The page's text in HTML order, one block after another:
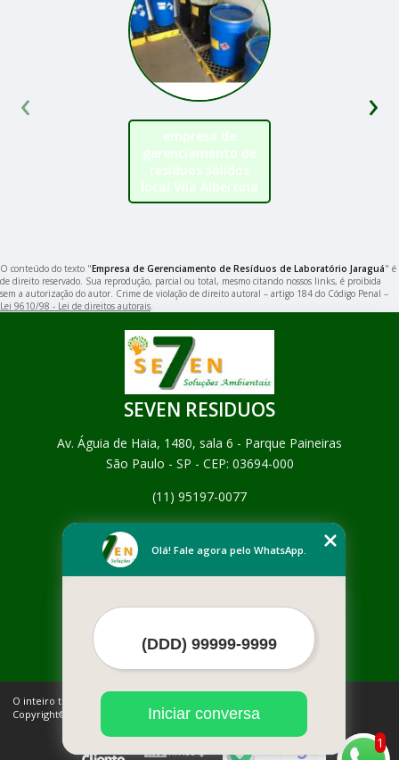
empresa de
gerenciamento de
resíduos sólidos
local Vila Albertina
‹ ›
O conteúdo do texto "Empresa de Gerenciamento de Resíduos de Laboratório Jaraguá" é
de direito reservado. Sua reprodução, parcial ou total, mesmo citando nossos links, é proibida
sem a autorização do autor. Crime de violação de direito autoral – artigo 184 do Código Penal –
Lei 9610/98 - Lei de direitos autorais.
SEVEN RESIDUOS
Av. Águia de Haia, 1480, sala 6 - Parque Paineiras
São Paulo - SP - CEP: 03694-000
(11) 95197-0077
Empresa
Contato
Mais Serviços
O inteiro teor deste site está sujeito à proteção de direitos autorais.
Copyright© SEVEN RESIDUOS (Lei 9610 de 19/02/1998)
1
Olá! Fale agora pelo WhatsApp.
Iniciar conversa